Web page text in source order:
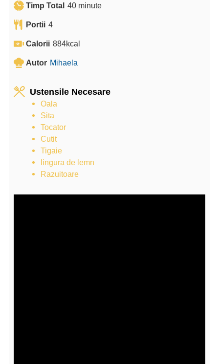
n
i
Timp Total 40m
u
e
minute
Portii 4
Calorii 884kcal
Autor Mihaela
Ustensile Necesare
Oala
Sita
Tocator
Cutit
Tigaie
lingura de lemn
Razuitoare